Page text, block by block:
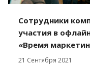
Сотрудники
участия в
«Время
21 Сентября 2021